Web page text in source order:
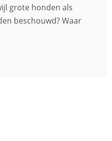
grote honden als
beschouwd? Waar